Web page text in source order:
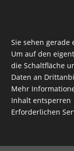
Sie sehen
Um auf den
die Schaltfläche
Daten an
Mehr
Inhalt entsperren
Erforderlichen